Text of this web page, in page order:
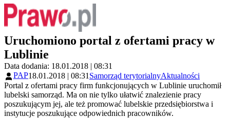
Uruchomiono portal z ofertami pracy w
Lublinie
Data dodania: 18.01.2018 | 08:31
PAP18.01.2018 | 08:31 Samorząd terytorialnyAktualności
Portal z ofertami pracy firm funkcjonujących w Lublinie uruchomił
lubelski samorząd. Ma on nie tylko ułatwić znalezienie pracy
poszukującym jej, ale też promować lubelskie przedsiębiorstwa i
instytucje poszukujące odpowiednich pracowników.